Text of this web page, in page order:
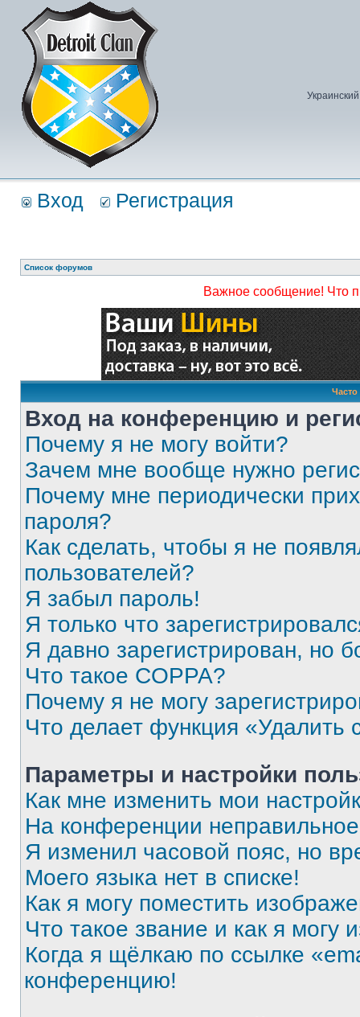
Вход Регистрация
Список форумов
Важное сообщение! Что
Вход на конференцию и
Почему я не могу войти?
Зачем мне вообще нужно
Почему мне периодически
пароля?
Как сделать, чтобы я не
пользователей?
Я забыл пароль!
Я только что
Я давно зарегистрирован, но
Что такое COPPA?
Почему я не могу
Что делает функция «Удалить
Параметры и настройки
Как мне изменить мои
На конференции
Я изменил часовой пояс, но
Моего языка нет в списке!
Как я могу поместить
Что такое звание и как я могу
Когда я щёлкаю по ссылке
конференцию!